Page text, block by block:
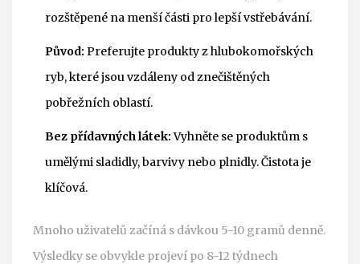
rozštěpené na menší části pro lepší vstřebávání.
Původ: Preferujte produkty z hlubokomořských
ryb, které jsou vzdáleny od znečištěných
pobřežních oblastí.
Bez přídavných látek:Vyhněte se produktům s
umělými sladidly, barvivy nebo plnidly. Čistota je
klíčová.
Mnoho uživatelů začíná s dávkou 5-10 gramů denně.
Výsledky se obvykle projeví po 8-12 týdnech